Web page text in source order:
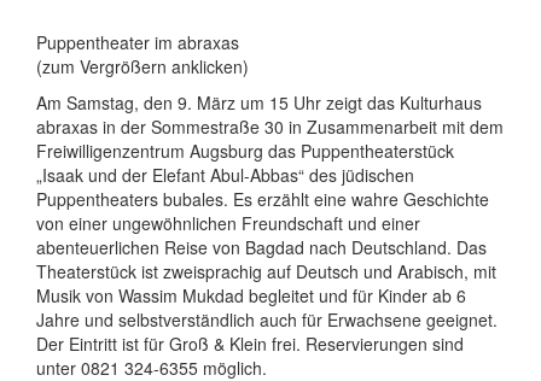
Puppentheater im abraxas
(zum Vergrößern anklicken)
Am Samstag, den 9. März um 15 Uhr zeigt das Kulturhaus
abraxas in der Sommestraße 30 in Zusammenarbeit mit dem
Freiwilligenzentrum Augsburg das Puppentheaterstück
„Isaak und der Elefant Abul-Abbas“ des jüdischen
Puppentheaters bubales. Es erzählt eine wahre Geschichte
von einer ungewöhnlichen Freundschaft und einer
abenteuerlichen Reise von Bagdad nach Deutschland. Das
Theaterstück ist zweisprachig auf Deutsch und Arabisch, mit
Musik von Wassim Mukdad begleitet und für Kinder ab 6
Jahre und selbstverständlich auch für Erwachsene geeignet.
Der Eintritt ist für Groß & Klein frei. Reservierungen sind
unter 0821 324-6355 möglich.